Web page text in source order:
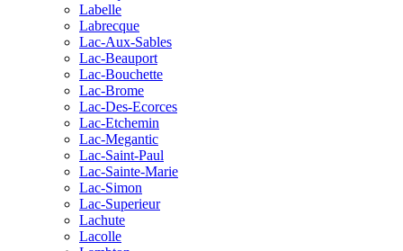
Labelle
Labrecque
Lac-Aux-Sables
Lac-Beauport
Lac-Bouchette
Lac-Brome
Lac-Des-Ecorces
Lac-Etchemin
Lac-Megantic
Lac-Saint-Paul
Lac-Sainte-Marie
Lac-Simon
Lac-Superieur
Lachute
Lacolle